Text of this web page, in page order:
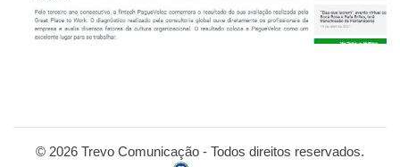
© 2026 Trevo Comunicação - Todos direitos reservados.